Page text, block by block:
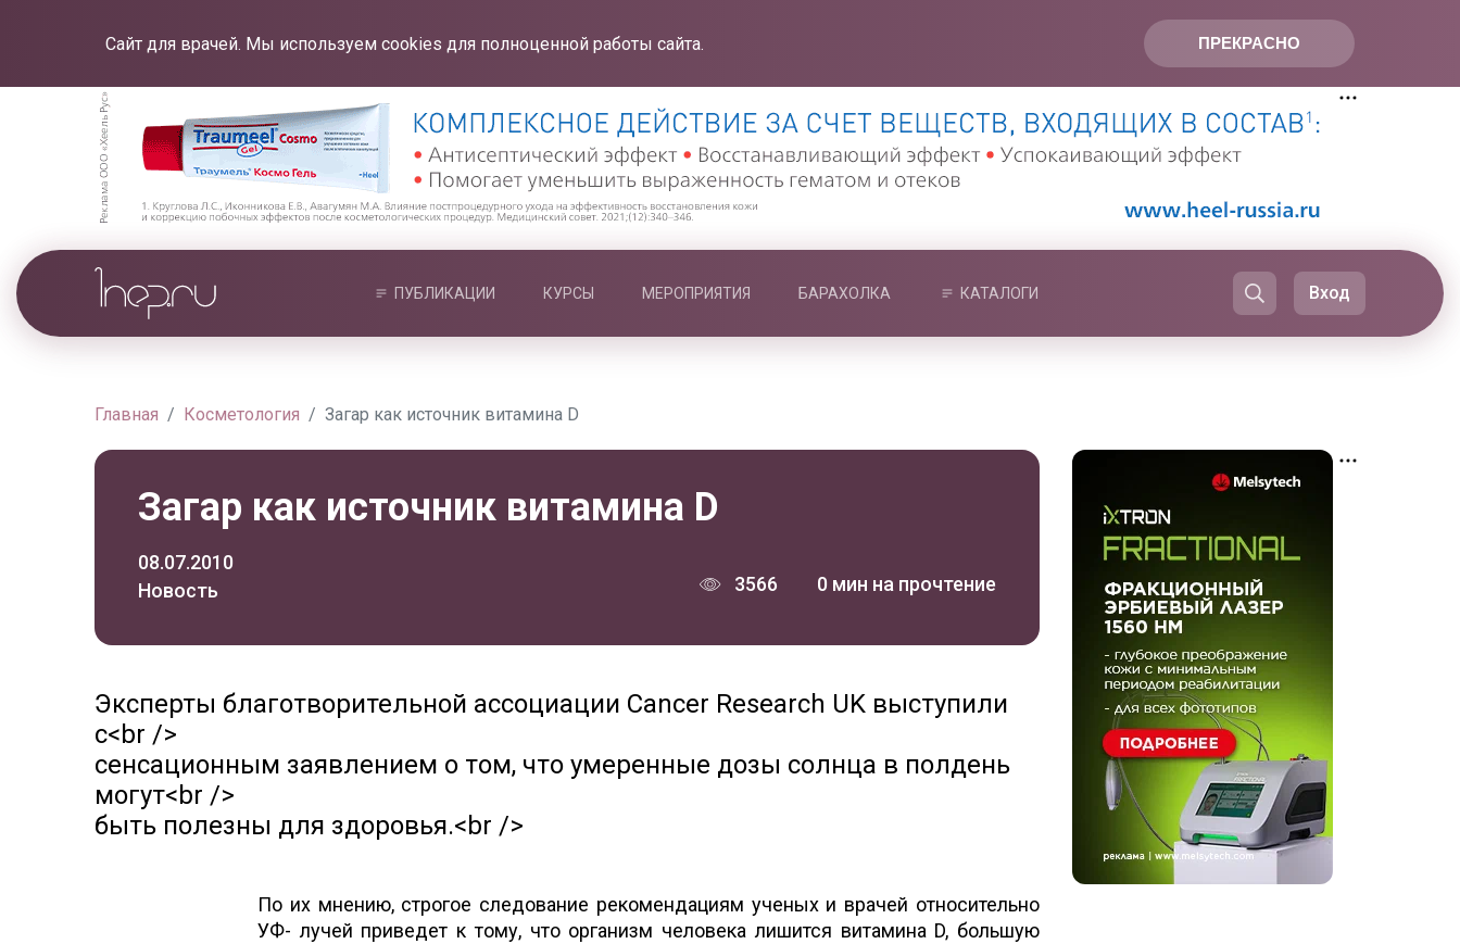
ПРЕКРАСНО
Сайт для врачей. Мы используем cookies для полноценной работы сайта.
ПУБЛИКАЦИИ КУРСЫ МЕРОПРИЯТИЯ БАРАХОЛКА КАТАЛОГИ Вход
Главная Косметология Загар как источник витамина D
Загар как источник витамина D
08.07.2010
Новость
3566 0 мин на прочтение
Эксперты благотворительной ассоциации Cancer Research UK выступили
с<br />
сенсационным заявлением о том, что умеренные дозы солнца в полдень
могут<br />
быть полезны для здоровья.<br />
По их мнению, строгое следование рекомендациям ученых и врачей относительно
УФ- лучей приведет к тому, что организм человека лишится витамина D, большую